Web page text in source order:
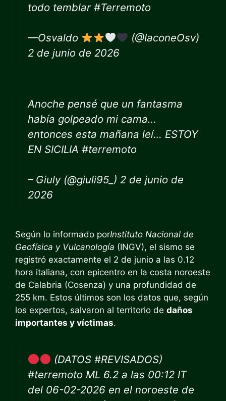
todo temblar #Terremoto
—Osvaldo
(@IaconeOsv)
2 de junio de 2026
Anoche pensé que un fantasma
había golpeado mi cama…
entonces esta mañana leí… ESTOY
EN SICILIA #terremoto
– Giuly (@giuli95_) 2 de junio de
2026
Según lo informado porInstituto Nacional de
Geofísica y Vulcanología (INGV), el sismo se
registró exactamente el 2 de junio a las 0.12
hora italiana, con epicentro en la costa noroeste
de Calabria (Cosenza) y una profundidad de
255 km. Estos últimos son los datos que, según
los expertos, salvaron al territorio de daños
importantes y víctimas.
(DATOS #REVISADOS)
#terremoto ML 6.2 a las 00:12 IT
del 06-02-2026 en el noroeste de